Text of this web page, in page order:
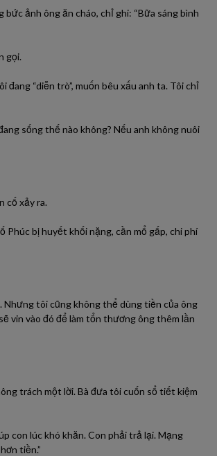
bức ảnh ông ăn cháo, chỉ ghi: “Bữa sáng bình
gọi.
đang “diễn trò”, muốn bêu xấu anh ta. Tôi chỉ
sống thế nào không? Nếu anh không nuôi
cố xảy ra.
Phúc bị huyết khối nặng, cần mổ gấp, chi phí
Nhưng tôi cũng không thể dùng tiền của ông
vin vào đó để làm tổn thương ông thêm lần
trách một lời. Bà đưa tôi cuốn sổ tiết kiệm
con lúc khó khăn. Con phải trả lại. Mạng
tiền.”